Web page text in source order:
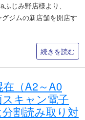
じみ野店様より、
グジムの新店舗を開店す
続きを読む
（A2～A0
キャン電子
割読み取り対